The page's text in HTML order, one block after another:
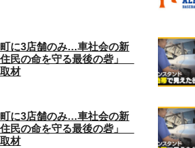
町に3店舗のみ…車社会の新
民の命を守る最後の砦」
材
町に3店舗のみ…車社会の新
民の命を守る最後の砦」
材